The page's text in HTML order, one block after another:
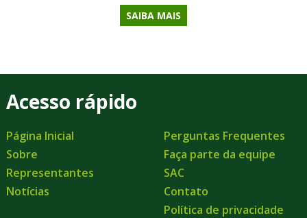
SAIBA MAIS
Acesso rápido
Página Inicial
Sobre
Representantes
Notícias
Perguntas Frequentes
Faça parte da equipe
SAC
Contato
Política de privacidade